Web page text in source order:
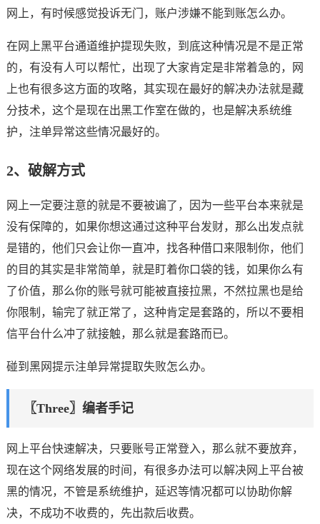
网上，有时候感觉投诉无门，账户涉嫌不能到账怎么办。
在网上黑平台通道维护提现失败，到底这种情况是不是正常
的，有没有人可以帮忙，出现了大家肯定是非常着急的，网
上也有很多这方面的攻略，其实现在最好的解决办法就是藏
分技术，这个是现在出黑工作室在做的，也是解决系统维
护，注单异常这些情况最好的。
2、破解方式
网上一定要注意的就是不要被谝了，因为一些平台本来就是
没有保障的，如果你想这通过这种平台发财，那么出发点就
是错的，他们只会让你一直冲，找各种借口来限制你，他们
的目的其实是非常简单，就是盯着你口袋的钱，如果你么有
了价值，那么你的账号就可能被直接拉黑，不然拉黑也是给
你限制，输完了就正常了，这种肯定是套路的，所以不要相
信平台什么冲了就接触，那么就是套路而已。
碰到黑网提示注单异常提取失败怎么办。
〖Three〗编者手记
网上平台快速解决，只要账号正常登入，那么就不要放弃，
现在这个网络发展的时间，有很多办法可以解决网上平台被
黑的情况，不管是系统维护，延迟等情况都可以协助你解
决，不成功不收费的，先出款后收费。